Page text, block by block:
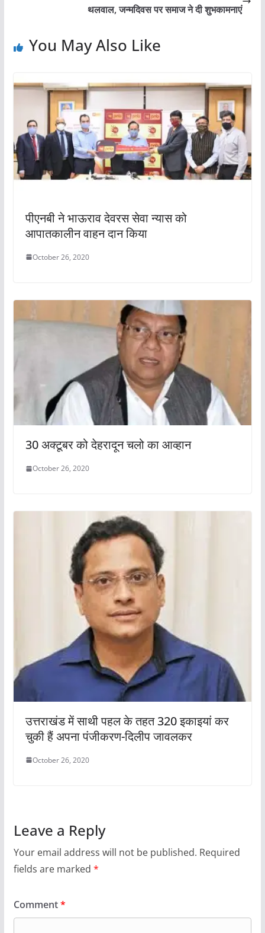
थलवाल, जन्मदिवस पर समाज ने दी शुभकामनाएं
You May Also Like
पीएनबी ने भाऊराव देवरस सेवा न्यास को
आपातकालीन वाहन दान किया
October 26, 2020
30 अक्टूबर को देहरादून चलो का आव्हान
October 26, 2020
उत्तराखंड में साथी पहल के तहत 320 इकाइयां कर
चुकी हैं अपना पंजीकरण-दिलीप जावलकर
October 26, 2020
Leave a Reply
Your email address will not be published. Required
fields are marked *
Comment*